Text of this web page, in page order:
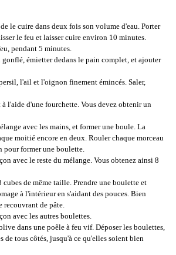
le cuire dans deux fois son volume d'eau. Porter
le feu et laisser cuire environ 10 minutes.
pendant 5 minutes.
émietter dedans le pain complet, et ajouter
l'ail et l'oignon finement émincés. Saler,
l'aide d'une fourchette. Vous devez obtenir un
avec les mains, et former une boule. La
moitié encore en deux. Rouler chaque morceau
pour former une boulette.
avec le reste du mélange. Vous obtenez ainsi 8
de même taille. Prendre une boulette et
à l'intérieur en s'aidant des pouces. Bien
recouvrant de pâte.
avec les autres boulettes.
dans une poêle à feu vif. Déposer les boulettes,
de tous côtés, jusqu'à ce qu'elles soient bien